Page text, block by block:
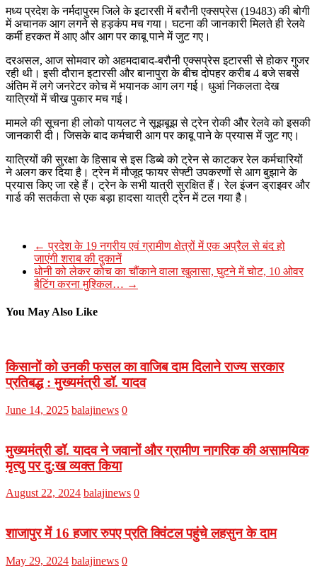
मध्य प्रदेश के नर्मदापुरम जिले के इटारसी में बरौनी एक्सप्रेस (19483) की बोगी
में अचानक आग लगने से हड़कंप मच गया। घटना की जानकारी मिलते ही रेलवे
कर्मी हरकत में आए और आग पर काबू पाने में जुट गए।
दरअसल, आज सोमवार को अहमदाबाद-बरौनी एक्सप्रेस इटारसी से होकर गुजर
रही थी। इसी दौरान इटारसी और बानापुरा के बीच दोपहर करीब 4 बजे सबसे
अंतिम में लगे जनरेटर कोच में भयानक आग लग गई। धुआं निकलता देख
यात्रियों में चीख पुकार मच गई।
मामले की सूचना ही लोको पायलट ने सूझबूझ से ट्रेन रोकी और रेलवे को इसकी
जानकारी दी। जिसके बाद कर्मचारी आग पर काबू पाने के प्रयास में जुट गए।
यात्रियों की सुरक्षा के हिसाब से इस डिब्बे को ट्रेन से काटकर रेल कर्मचारियों
ने अलग कर दिया है। ट्रेन में मौजूद फायर सेफ्टी उपकरणों से आग बुझाने के
प्रयास किए जा रहे हैं। ट्रेन के सभी यात्री सुरक्षित हैं। रेल इंजन ड्राइवर और
गार्ड की सतर्कता से एक बड़ा हादसा यात्री ट्रेन में टल गया है।
← प्रदेश के 19 नगरीय एवं ग्रामीण क्षेत्रों में एक अप्रैल से बंद हो
जाएंगी शराब की दुकानें
धोनी को लेकर कोच का चौंकाने वाला खुलासा, घुटने में चोट, 10 ओवर
बैटिंग करना मुश्किल… →
You May Also Like
किसानों को उनकी फसल का वाजिब दाम दिलाने राज्य सरकार
प्रतिबद्ध : मुख्यमंत्री डॉ. यादव
June 14, 2025 balajinews 0
मुख्यमंत्री डॉ. यादव ने जवानों और ग्रामीण नागरिक की असामयिक
मृत्यु पर दु:ख व्यक्त किया
August 22, 2024 balajinews 0
शाजापुर में 16 हजार रुपए प्रति क्विंटल पहुंचे लहसुन के दाम
May 29, 2024 balajinews 0